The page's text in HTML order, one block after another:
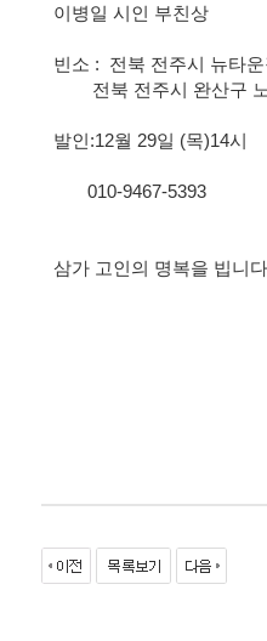
이병일 시인 부친상
빈소 : 전북 전주시 뉴타
전북 전주시 완산구 노
발인:12월 29일 (목)14시
010-9467-5393
삼가 고인의 명복을 빕니